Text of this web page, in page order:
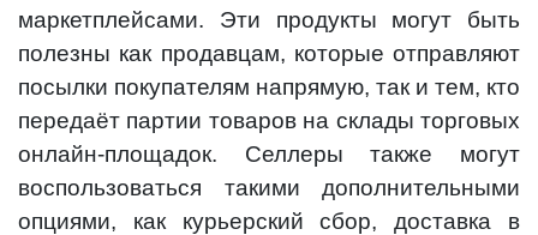
маркетплейсами. Эти продукты могут быть
полезны как продавцам, которые отправляют
посылки покупателям напрямую, так и тем, кто
передаёт партии товаров на склады торговых
онлайн-площадок. Селлеры также могут
воспользоваться такими дополнительными
опциями, как курьерский сбор, доставка в